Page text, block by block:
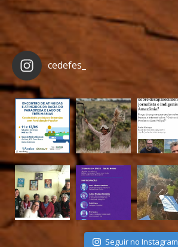
cedefes_
Seguir no Instagram